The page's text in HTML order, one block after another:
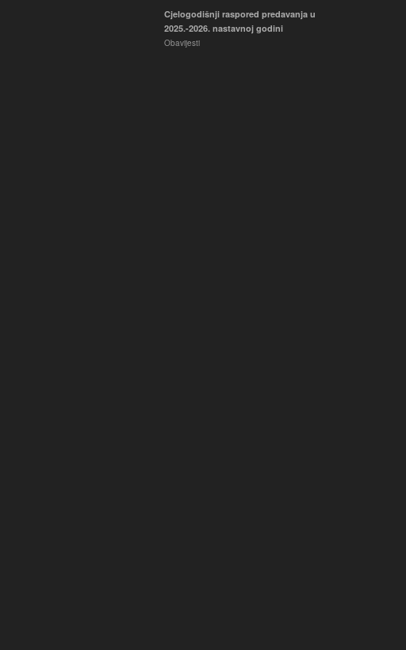
Cjelogodišnji raspored predavanja u
2025.-2026. nastavnoj godini
Obavijesti